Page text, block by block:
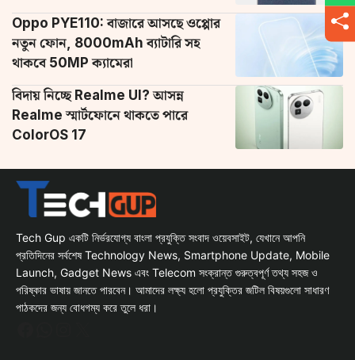
Oppo PYE110: বাজারে আসছে ওপ্পোর
নতুন ফোন, 8000mAh ব্যাটারি সহ
থাকবে 50MP ক্যামেরা
বিদায় নিচ্ছে Realme UI? আসন্ন
Realme স্মার্টফোনে থাকতে পারে
ColorOS 17
Tech Gup একটি নির্ভরযোগ্য বাংলা প্রযুক্তি সংবাদ ওয়েবসাইট, যেখানে আপনি
প্রতিদিনের সর্বশেষ Technology News, Smartphone Update, Mobile
Launch, Gadget News এবং Telecom সংক্রান্ত গুরুত্বপূর্ণ তথ্য সহজ ও
পরিষ্কার ভাষায় জানতে পারবেন। আমাদের লক্ষ্য হলো প্রযুক্তির জটিল বিষয়গুলো সাধারণ
পাঠকদের জন্য বোধগম্য করে তুলে ধরা।